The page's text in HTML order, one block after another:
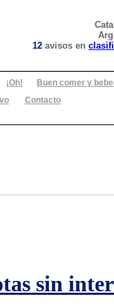
12 avisos en
¡Oh!
Buen comer y
Contacto
sin